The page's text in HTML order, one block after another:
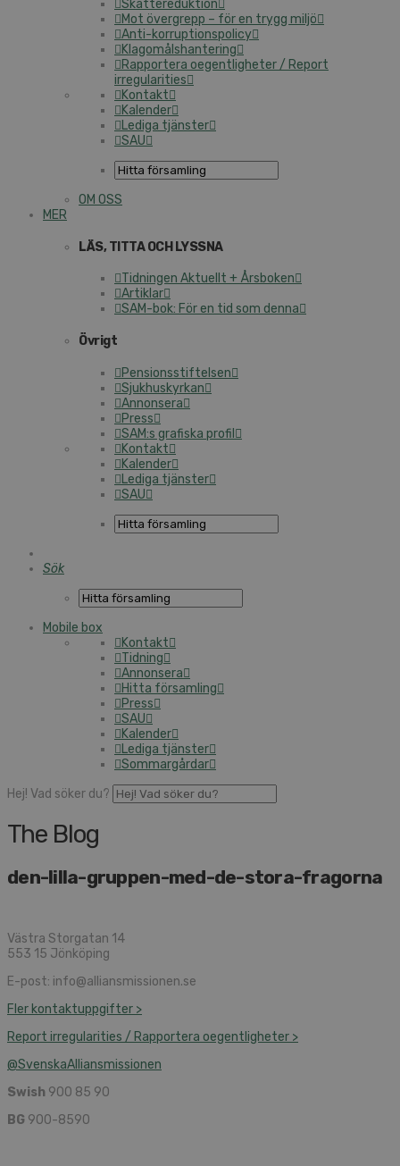
Skattereduktion
Mot övergrepp – för en trygg miljö
Anti-korruptionspolicy
Klagomålshantering
Rapportera oegentligheter / Report
irregularities
Kontakt
Kalender
Lediga tjänster
SAU
OM OSS
MER
LÄS, TITTA OCH LYSSNA
Tidningen Aktuellt + Årsboken
Artiklar
SAM-bok: För en tid som denna
Övrigt
Pensionsstiftelsen
Sjukhuskyrkan
Annonsera
Press
SAM:s grafiska profil
Kontakt
Kalender
Lediga tjänster
SAU
Sök
Mobile box
Kontakt
Tidning
Annonsera
Hitta församling
Press
SAU
Kalender
Lediga tjänster
Sommargårdar
Hej! Vad söker du?
The Blog
den-lilla-gruppen-med-de-stora-fragorna
Västra Storgatan 14
553 15 Jönköping
E-post: info@alliansmissionen.se
Fler kontaktuppgifter >
Report irregularities / Rapportera oegentligheter >
@SvenskaAlliansmissionen
Swish 900 85 90
BG 900-8590